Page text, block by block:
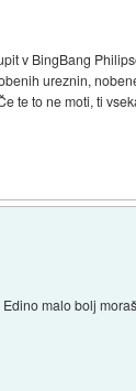
v BingBang
ureznin,
te to ne moti, ti
Edino malo bolj